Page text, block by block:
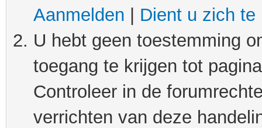
Aanmelden
Dient u zich te
U hebt geen toestemming
toegang te krijgen tot
Controleer in de
verrichten van deze